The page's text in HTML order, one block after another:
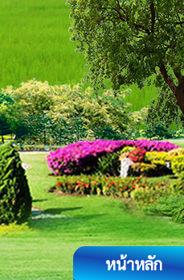
หน้าหลัก